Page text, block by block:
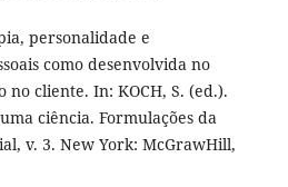
personalidade e
como desenvolvida no
cliente. In: KOCH, S. (ed.).
ciência. Formulações da
v. 3. New York: McGrawHill,